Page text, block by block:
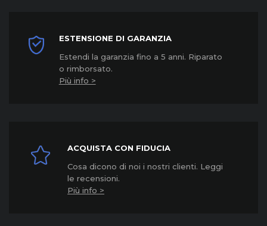
ESTENSIONE DI GARANZIA
Estendi la garanzia fino a 5 anni. Riparato
o rimborsato.
Più info >
ACQUISTA CON FIDUCIA
Cosa dicono di noi i nostri clienti. Leggi
le recensioni.
Più info >